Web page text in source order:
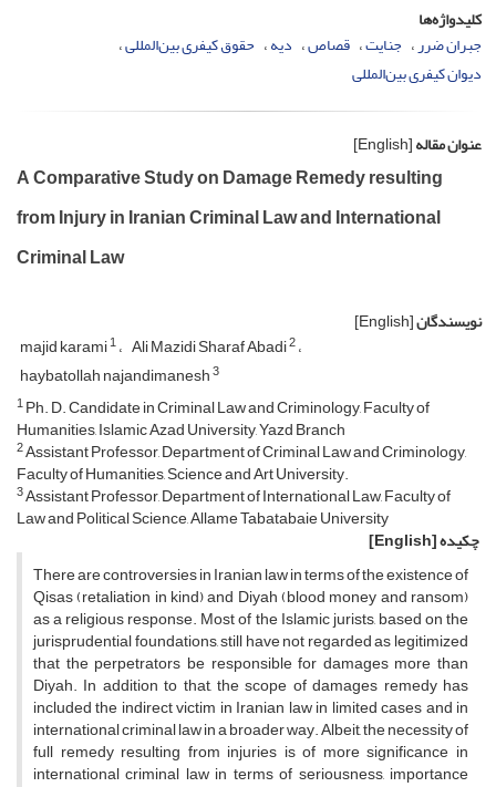
کلیدواژه‌ها
جبران ضرر جنایت قصاص دیه حقوق کیفری بین‌المللی
دیوان کیفری بین‌المللی
عنوان مقاله[English]
A Comparative Study on Damage Remedy resulting
from Injury in Iranian Criminal Law and International
Criminal Law
نویسندگان[English]
majid karami1 Ali Mazidi Sharaf Abadi2
haybatollah najandimanesh3
1Ph. D. Candidate in Criminal Law and Criminology, Faculty of
Humanities, Islamic Azad University, Yazd Branch
2Assistant Professor, Department of Criminal Law and Criminology,
Faculty of Humanities, Science and Art University.
3Assistant Professor, Department of International Law, Faculty of
Law and Political Science, Allame Tabatabaie University
چکیده[English]
There are controversies in Iranian law in terms of the existence of
Qisas (retaliation in kind) and Diyah (blood money and ransom)
as a religious response. Most of the Islamic jurists, based on the
jurisprudential foundations, still have not regarded as legitimized
that the perpetrators be responsible for damages more than
Diyah. In addition to that, the scope of damages remedy has
included the indirect victim in Iranian law in limited cases and in
international criminal law in a broader way. Albeit, the necessity of
full remedy resulting from injuries is of more significance in
international criminal law in terms of seriousness, importance